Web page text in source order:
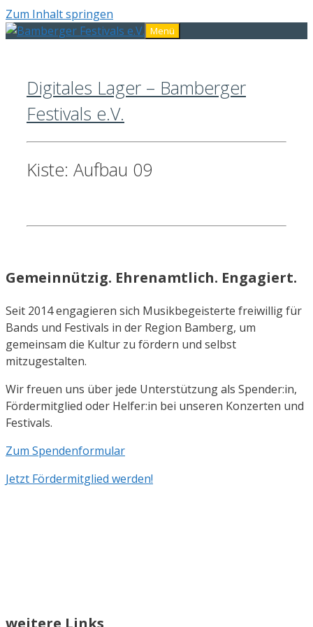
Zum Inhalt springen
Menü
Digitales Lager – Bamberger
Festivals e.V.
Kiste: Aufbau 09
Gemeinnützig. Ehrenamtlich. Engagiert.
Seit 2014 engagieren sich Musikbegeisterte freiwillig für
Bands und Festivals in der Region Bamberg, um
gemeinsam die Kultur zu fördern und selbst
mitzugestalten.
Wir freuen uns über jede Unterstützung als Spender:in,
Fördermitglied oder Helfer:in bei unseren Konzerten und
Festivals.
Zum Spendenformular
Jetzt Fördermitglied werden!
weitere Links